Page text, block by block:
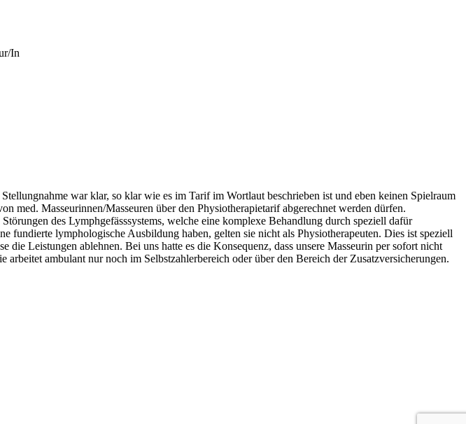
In
war klar, so klar wie es im Tarif im Wortlaut beschrieben ist und eben keinen Spielraum
med. Masseurinnen/Masseuren über den Physiotherapietarif abgerechnet werden dürfen.
des Lymphgefässsystems, welche eine komplexe Behandlung durch speziell dafür
fundierte lymphologische Ausbildung haben, gelten sie nicht als Physiotherapeuten. Dies ist speziell
Leistungen ablehnen. Bei uns hatte es die Konsequenz, dass unsere Masseurin per sofort nicht
ambulant nur noch im Selbstzahlerbereich oder über den Bereich der Zusatzversicherungen.